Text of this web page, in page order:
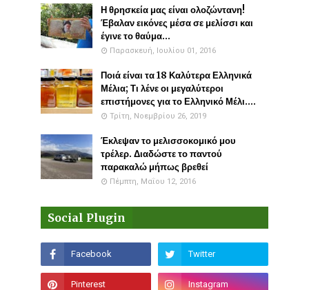
Η θρησκεία μας είναι ολοζώντανη!
Έβαλαν εικόνες μέσα σε μελίσσι και
έγινε το θαύμα...
Παρασκευή, Ιουλίου 01, 2016
Ποιά είναι τα 18 Καλύτερα Ελληνικά
Μέλια; Τι λένε οι μεγαλύτεροι
επιστήμονες για το Ελληνικό Μέλι....
Τρίτη, Νοεμβρίου 26, 2019
Έκλεψαν το μελισσοκομικό μου
τρέλερ. Διαδώστε το παντού
παρακαλώ μήπως βρεθεί
Πέμπτη, Μαΐου 12, 2016
Social Plugin